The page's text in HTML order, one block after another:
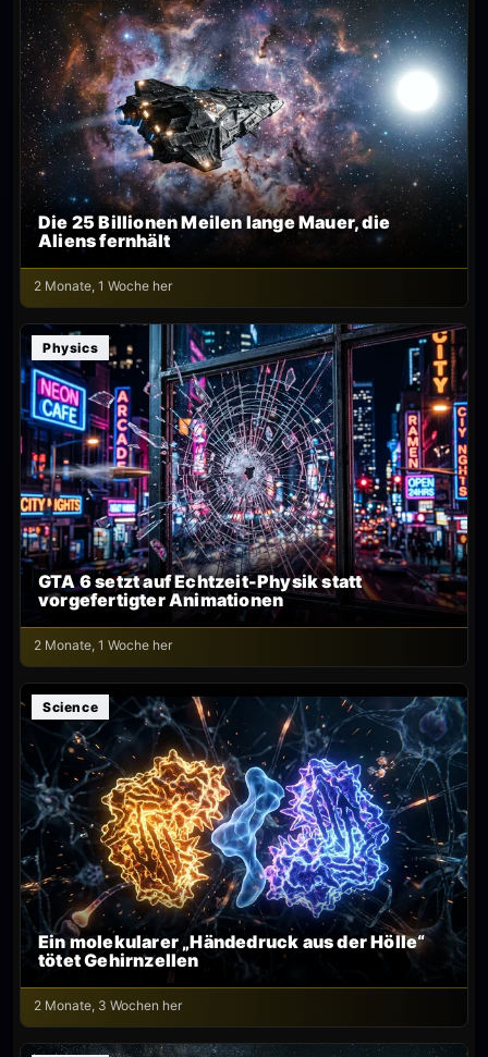
Die 25 Billionen Meilen lange Mauer, die
Aliens fernhält
2 Monate, 1 Woche her
Physics
GTA 6 setzt auf Echtzeit-Physik statt
vorgefertigter Animationen
2 Monate, 1 Woche her
Science
Ein molekularer „Händedruck aus der Hölle“
tötet Gehirnzellen
2 Monate, 3 Wochen her